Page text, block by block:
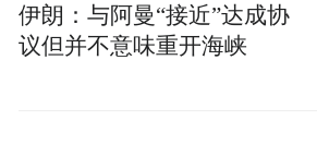
伊朗：与阿曼“接近”达成协
议但并不意味重开海峡